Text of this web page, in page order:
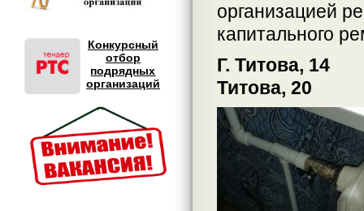
Конкурсный
отбор
подрядных
организаций
организацией
капитального
Г.
Титова, 20